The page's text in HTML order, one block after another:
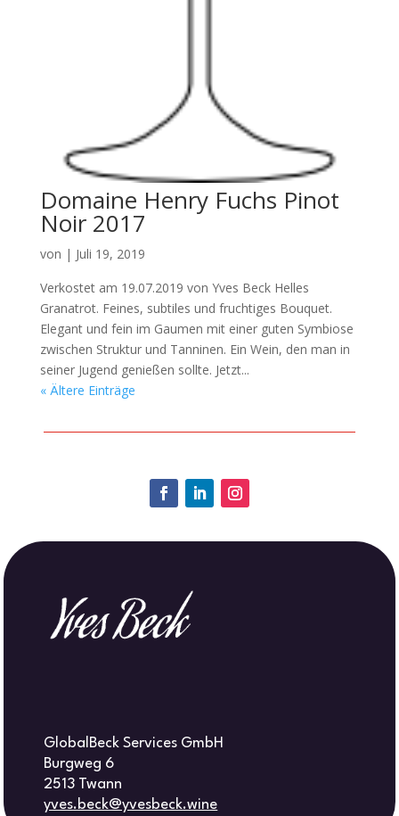
Domaine Henry Fuchs Pinot
Noir 2017
von | Juli 19, 2019
Verkostet am 19.07.2019 von Yves Beck Helles
Granatrot. Feines, subtiles und fruchtiges Bouquet.
Elegant und fein im Gaumen mit einer guten Symbiose
zwischen Struktur und Tanninen. Ein Wein, den man in
seiner Jugend genießen sollte. Jetzt...
« Ältere Einträge
GlobalBeck Services GmbH
Burgweg 6
2513 Twann
yves.beck@yvesbeck.wine